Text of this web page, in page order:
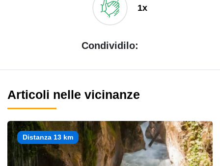
1x
Condividilo:
Articoli nelle vicinanze
Distanza 13 km